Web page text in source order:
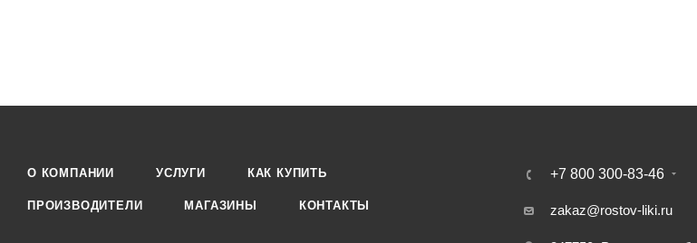
О КОМПАНИИ УСЛУГИ КАК КУПИТЬ
ПРОИЗВОДИТЕЛИ МАГАЗИНЫ КОНТАКТЫ
+7 800 300-83-46
zakaz@rostov-liki.ru